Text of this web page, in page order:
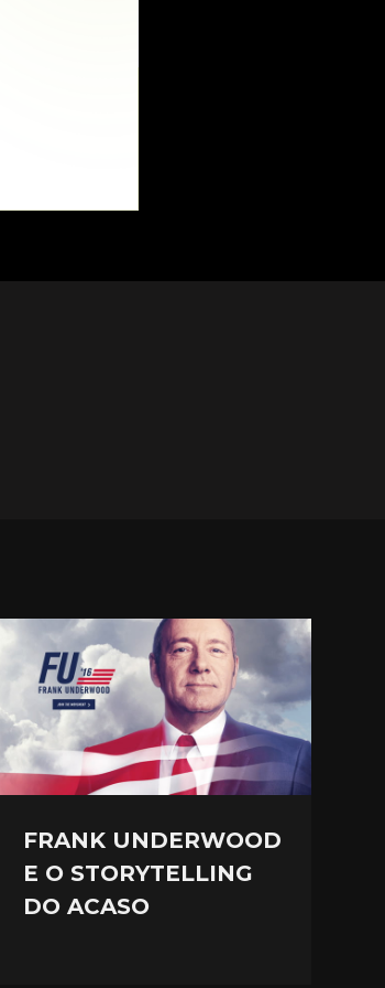
FRANK UNDERWOOD
E O STORYTELLING
DO ACASO